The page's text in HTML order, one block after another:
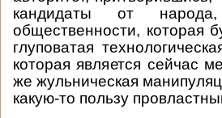
кандидаты от
общественности, которая
глуповатая
которая является сейчас
же жульническая
какую-то пользу